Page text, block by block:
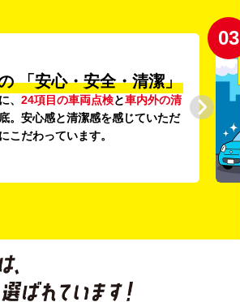
「安心・安全・清潔」
、 24項目の車両点検と車内外の清
。安心感と清潔感を感じていただ
こだわっています。
03